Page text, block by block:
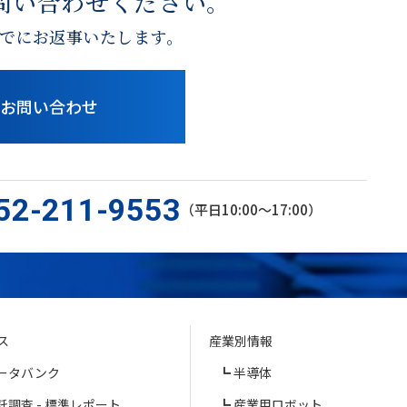
にお返事いたします。
お問い合わせ
211-9553 （平日10:00〜17:00）
タバンク
産業別情報
半導体